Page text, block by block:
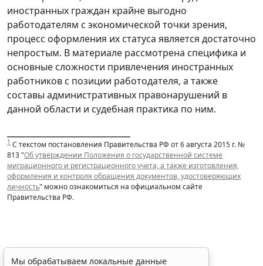
иностранных граждан крайне выгодно
работодателям с экономической точки зрения,
процесс оформления их статуса является достаточно
непростым. В материале рассмотрена специфика и
основные сложности привлечения иностранных
работников с позиции работодателя, а также
составы административных правонарушений в
данной области и судебная практика по ним.
1 С текстом постановления Правительства РФ от 6 августа 2015 г. №
813 "Об утверждении Положения о государственной системе
миграционного и регистрационного учета, а также изготовления,
оформления и контроля обращения документов, удостоверяющих
личность" можно ознакомиться на официальном сайте
Правительства РФ.
Мы обрабатываем локальные данные